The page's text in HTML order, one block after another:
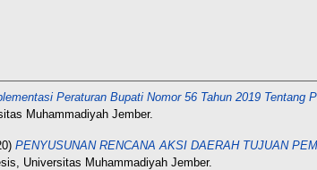
Peraturan Bupati Nomor 56 Tahun 2019 Tentang
Muhammadiyah Jember.
PENYUSUNAN RENCANA AKSI DAERAH TUJUAN
Universitas Muhammadiyah Jember.